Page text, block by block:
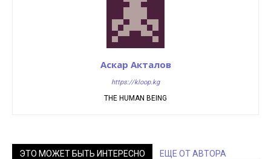
Аскар Акталов
https://kloop.kg
THE HUMAN BEING
ЭТО МОЖЕТ БЫТЬ ИНТЕРЕСНО ЕЩЕ ОТ АВТОРА